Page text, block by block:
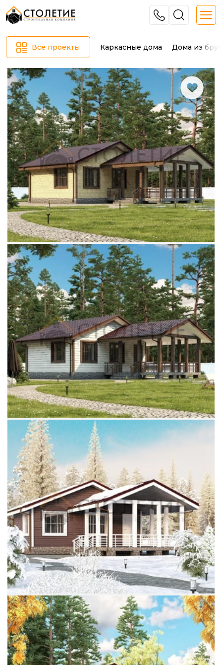
Все проекты Каркасные дома Дома из